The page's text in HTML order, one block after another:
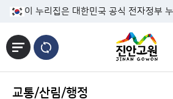
본문바로가기
이 누리집은 대한민국 공식 전자정부
교통/산림/행정